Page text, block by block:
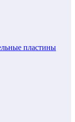
пластины